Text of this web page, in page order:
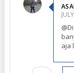
aja